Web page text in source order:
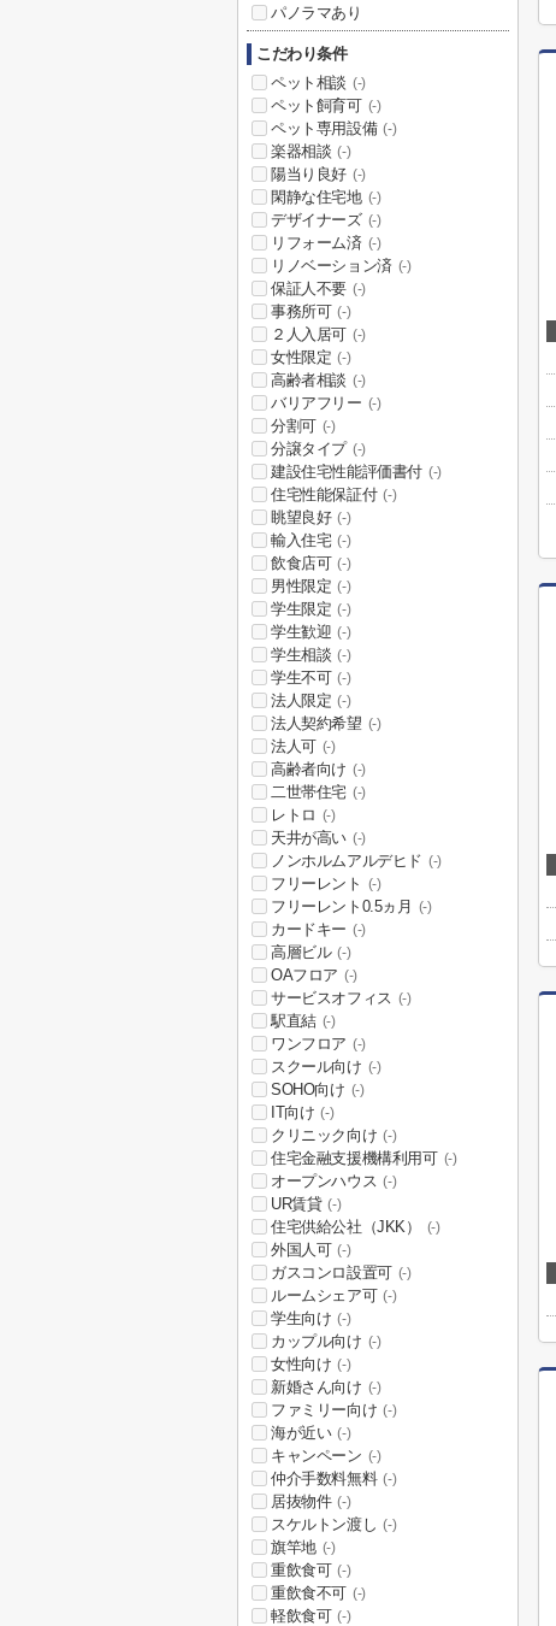
パノラマあり
こだわり条件
ペット相談 (-)
ペット飼育可 (-)
ペット専用設備 (-)
楽器相談 (-)
陽当り良好 (-)
閑静な住宅地 (-)
デザイナーズ (-)
リフォーム済 (-)
リノベーション済 (-)
保証人不要 (-)
事務所可 (-)
２人入居可 (-)
女性限定 (-)
高齢者相談 (-)
バリアフリー (-)
分割可 (-)
分譲タイプ (-)
建設住宅性能評価書付 (-)
住宅性能保証付 (-)
眺望良好 (-)
輸入住宅 (-)
飲食店可 (-)
男性限定 (-)
学生限定 (-)
学生歓迎 (-)
学生相談 (-)
学生不可 (-)
法人限定 (-)
法人契約希望 (-)
法人可 (-)
高齢者向け (-)
二世帯住宅 (-)
レトロ (-)
天井が高い (-)
ノンホルムアルデヒド (-)
フリーレント (-)
フリーレント0.5ヵ月 (-)
カードキー (-)
高層ビル (-)
OAフロア (-)
サービスオフィス (-)
駅直結 (-)
ワンフロア (-)
スクール向け (-)
SOHO向け (-)
IT向け (-)
クリニック向け (-)
住宅金融支援機構利用可 (-)
オープンハウス (-)
UR賃貸 (-)
住宅供給公社（JKK） (-)
外国人可 (-)
ガスコンロ設置可 (-)
ルームシェア可 (-)
学生向け (-)
カップル向け (-)
女性向け (-)
新婚さん向け (-)
ファミリー向け (-)
海が近い (-)
キャンペーン (-)
仲介手数料無料 (-)
居抜物件 (-)
スケルトン渡し (-)
旗竿地 (-)
重飲食可 (-)
重飲食不可 (-)
軽飲食可 (-)